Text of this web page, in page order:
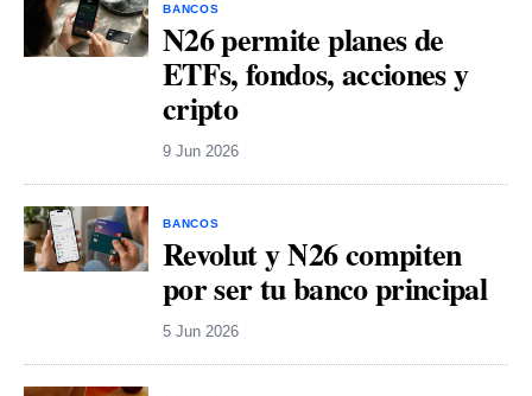
BANCOS
N26 permite planes de
ETFs, fondos, acciones y
cripto
9 Jun 2026
BANCOS
Revolut y N26 compiten
por ser tu banco principal
5 Jun 2026